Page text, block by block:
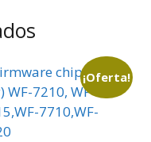
¡Oferta!